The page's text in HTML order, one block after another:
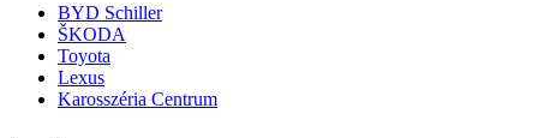
BYD Schiller
ŠKODA
Toyota
Lexus
Karosszéria Centrum